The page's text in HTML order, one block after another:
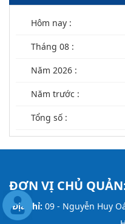
Hôm nay :
Tháng 08 :
Năm 2026 :
Năm trước :
Tổng số :
ĐƠN VỊ CHỦ
Địa chỉ: 09 - Nguyễn Huy